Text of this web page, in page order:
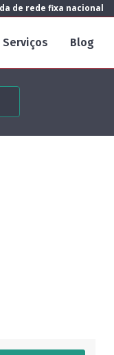
de rede fixa nacional
Serviços Blog